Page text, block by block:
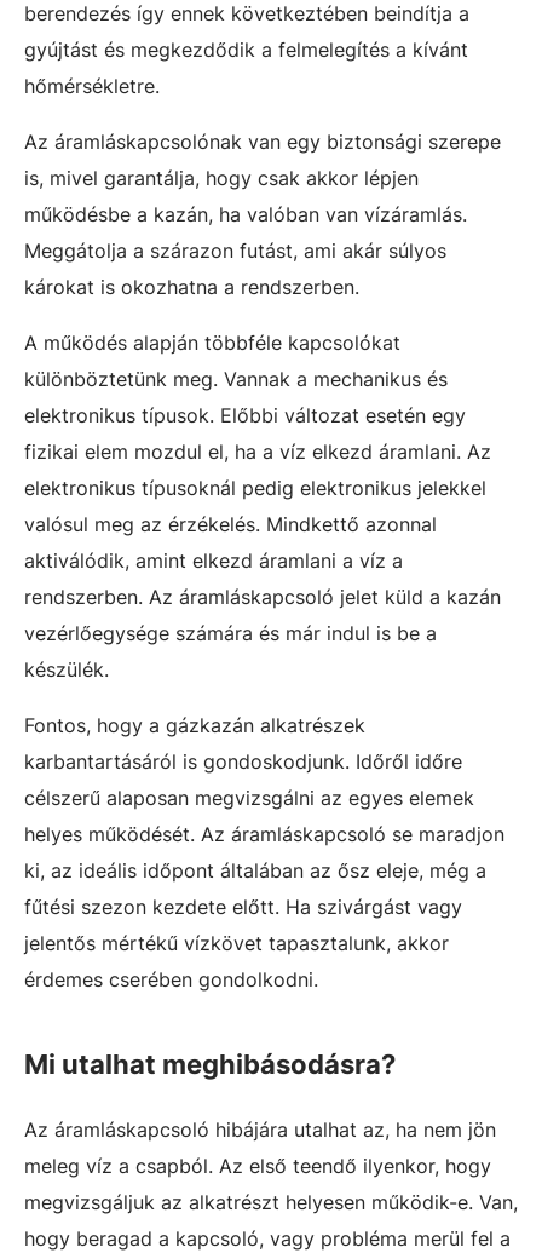
berendezés így ennek következtében beindítja a
gyújtást és megkezdődik a felmelegítés a kívánt
hőmérsékletre.
Az áramláskapcsolónak van egy biztonsági szerepe
is, mivel garantálja, hogy csak akkor lépjen
működésbe a kazán, ha valóban van vízáramlás.
Meggátolja a szárazon futást, ami akár súlyos
károkat is okozhatna a rendszerben.
A működés alapján többféle kapcsolókat
különböztetünk meg. Vannak a mechanikus és
elektronikus típusok. Előbbi változat esetén egy
fizikai elem mozdul el, ha a víz elkezd áramlani. Az
elektronikus típusoknál pedig elektronikus jelekkel
valósul meg az érzékelés. Mindkettő azonnal
aktiválódik, amint elkezd áramlani a víz a
rendszerben. Az áramláskapcsoló jelet küld a kazán
vezérlőegysége számára és már indul is be a
készülék.
Fontos, hogy a gázkazán alkatrészek
karbantartásáról is gondoskodjunk. Időről időre
célszerű alaposan megvizsgálni az egyes elemek
helyes működését. Az áramláskapcsoló se maradjon
ki, az ideális időpont általában az ősz eleje, még a
fűtési szezon kezdete előtt. Ha szivárgást vagy
jelentős mértékű vízkövet tapasztalunk, akkor
érdemes cserében gondolkodni.
Mi utalhat meghibásodásra?
Az áramláskapcsoló hibájára utalhat az, ha nem jön
meleg víz a csapból. Az első teendő ilyenkor, hogy
megvizsgáljuk az alkatrészt helyesen működik-e. Van,
hogy beragad a kapcsoló, vagy probléma merül fel a